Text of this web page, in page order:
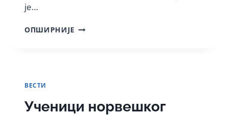
је…
ОПШИРНИЈЕ КЕНГУР
ВЕСТИ
Ученици норвешког